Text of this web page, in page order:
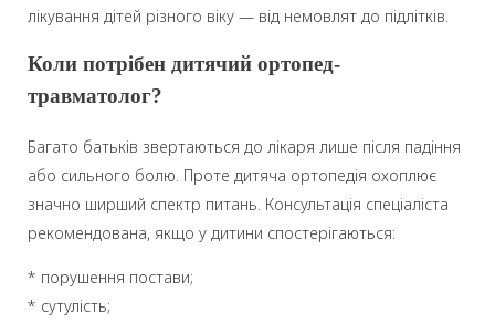
лікування дітей різного віку — від немовлят до підлітків.
Коли потрібен дитячий ортопед-
травматолог?
Багато батьків звертаються до лікаря лише після падіння
або сильного болю. Проте дитяча ортопедія охоплює
значно ширший спектр питань. Консультація спеціаліста
рекомендована, якщо у дитини спостерігаються:
* порушення постави;
* сутулість;